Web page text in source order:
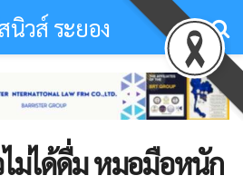
นิวส์ ระยอง
ไม่ได้ดื่ม หมอมือหนัก